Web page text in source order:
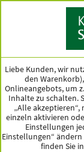
KATEGORIEN
Liebe Kunden, wir
den
Onlineangebots, um
Inhalte zu schalten.
„Alle akzeptieren“,
einzeln aktivieren
Einstellungen
Einstellungen“
finden Sie